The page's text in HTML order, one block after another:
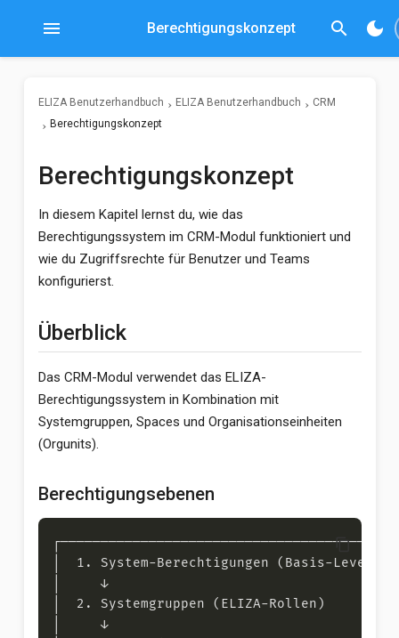
menu Berechtigungskonzept search dark_mode
ELIZA Benutzerhandbuch ELIZA Benutzerhandbuch
CRM
Berechtigungskonzept
Berechtigungskonzept
In diesem Kapitel lernst du, wie das
Berechtigungssystem im CRM-Modul funktioniert und
wie du Zugriffsrechte für Benutzer und Teams
konfigurierst.
Überblick
Das CRM-Modul verwendet das ELIZA-
Berechtigungssystem in Kombination mit
Systemgruppen, Spaces und Organisationseinheiten
(Orgunits).
Berechtigungsebenen
content_copy